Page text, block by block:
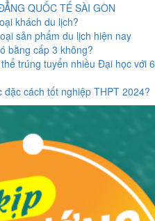
QUỐC TẾ SÀI GÒN
khách du lịch?
sản phẩm du lịch hiện nay
bằng cấp 3 không?
trúng tuyển nhiều Đại học với 6
cách tốt nghiệp THPT 2024?